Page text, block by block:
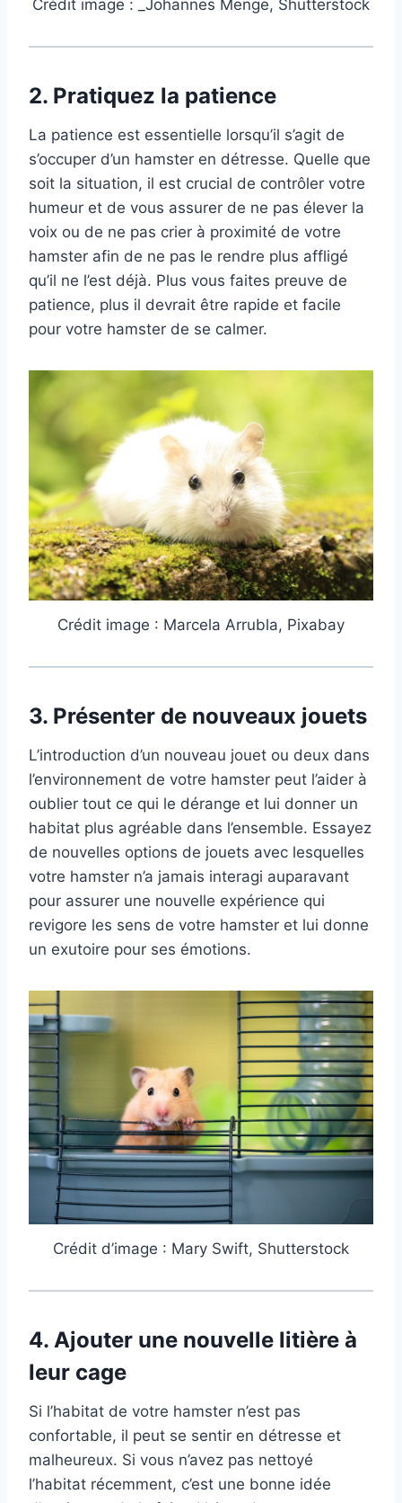
Crédit image : _Johannes Menge, Shutterstock
2. Pratiquez la patience
La patience est essentielle lorsqu’il s’agit de
s’occuper d’un hamster en détresse. Quelle que
soit la situation, il est crucial de contrôler votre
humeur et de vous assurer de ne pas élever la
voix ou de ne pas crier à proximité de votre
hamster afin de ne pas le rendre plus affligé
qu’il ne l’est déjà. Plus vous faites preuve de
patience, plus il devrait être rapide et facile
pour votre hamster de se calmer.
Crédit image : Marcela Arrubla, Pixabay
3. Présenter de nouveaux jouets
L’introduction d’un nouveau jouet ou deux dans
l’environnement de votre hamster peut l’aider à
oublier tout ce qui le dérange et lui donner un
habitat plus agréable dans l’ensemble. Essayez
de nouvelles options de jouets avec lesquelles
votre hamster n’a jamais interagi auparavant
pour assurer une nouvelle expérience qui
revigore les sens de votre hamster et lui donne
un exutoire pour ses émotions.
Crédit d’image : Mary Swift, Shutterstock
4. Ajouter une nouvelle litière à
leur cage
Si l’habitat de votre hamster n’est pas
confortable, il peut se sentir en détresse et
malheureux. Si vous n’avez pas nettoyé
l’habitat récemment, c’est une bonne idée